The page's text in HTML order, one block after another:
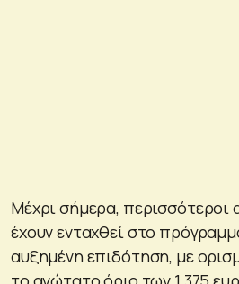
Μέχρι σήμερα, περισσότεροι
έχουν ενταχθεί στο
αυξημένη επιδότηση, με